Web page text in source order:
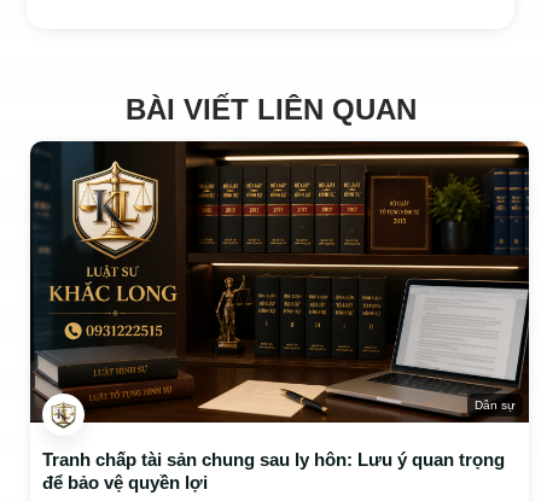
BÀI VIẾT LIÊN QUAN
Dân sự
Tranh chấp tài sản chung sau ly hôn: Lưu ý quan trọng
để bảo vệ quyền lợi